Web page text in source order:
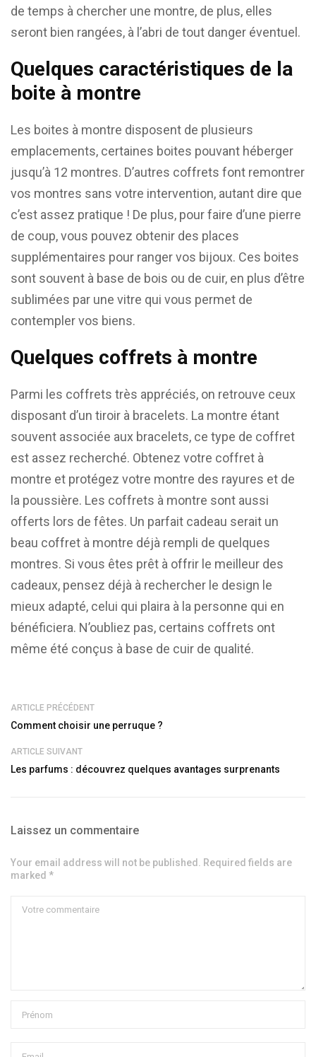
de temps à chercher une montre, de plus, elles
seront bien rangées, à l’abri de tout danger éventuel.
Quelques caractéristiques de la
boite à montre
Les boites à montre disposent de plusieurs
emplacements, certaines boites pouvant héberger
jusqu’à 12 montres. D’autres coffrets font remontrer
vos montres sans votre intervention, autant dire que
c’est assez pratique ! De plus, pour faire d’une pierre
de coup, vous pouvez obtenir des places
supplémentaires pour ranger vos bijoux. Ces boites
sont souvent à base de bois ou de cuir, en plus d’être
sublimées par une vitre qui vous permet de
contempler vos biens.
Quelques coffrets à montre
Parmi les coffrets très appréciés, on retrouve ceux
disposant d’un tiroir à bracelets. La montre étant
souvent associée aux bracelets, ce type de coffret
est assez recherché. Obtenez votre coffret à
montre et protégez votre montre des rayures et de
la poussière. Les coffrets à montre sont aussi
offerts lors de fêtes. Un parfait cadeau serait un
beau coffret à montre déjà rempli de quelques
montres. Si vous êtes prêt à offrir le meilleur des
cadeaux, pensez déjà à rechercher le design le
mieux adapté, celui qui plaira à la personne qui en
bénéficiera. N’oubliez pas, certains coffrets ont
même été conçus à base de cuir de qualité.
ARTICLE PRÉCÉDENT
Comment choisir une perruque ?
ARTICLE SUIVANT
Les parfums : découvrez quelques avantages surprenants
Laissez un commentaire
Your email address will not be published. Required fields are
marked *